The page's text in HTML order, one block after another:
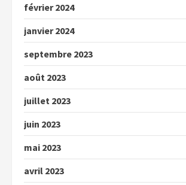
février 2024
janvier 2024
septembre 2023
août 2023
juillet 2023
juin 2023
mai 2023
avril 2023